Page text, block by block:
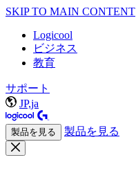
SKIP TO MAIN CONTENT
Logicool
ビジネス
教育
サポート
JP,ja
製品を見る 製品を見る